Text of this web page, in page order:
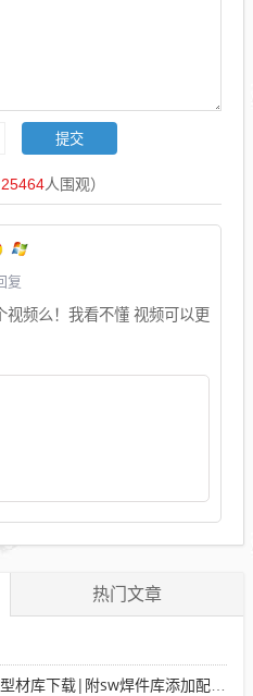
25464人围观）
复
视频么！我看不懂 视频可以更
热门文章
载|附sw焊件库添加配置使用教程